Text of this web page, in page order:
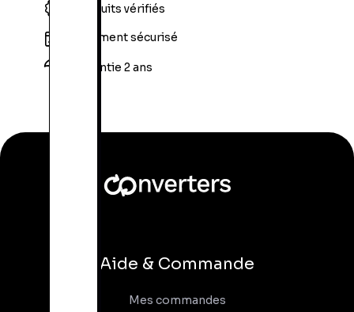
Produits vérifiés
Paiement sécurisé
Garantie 2 ans
Aide & Commande
Mes commandes